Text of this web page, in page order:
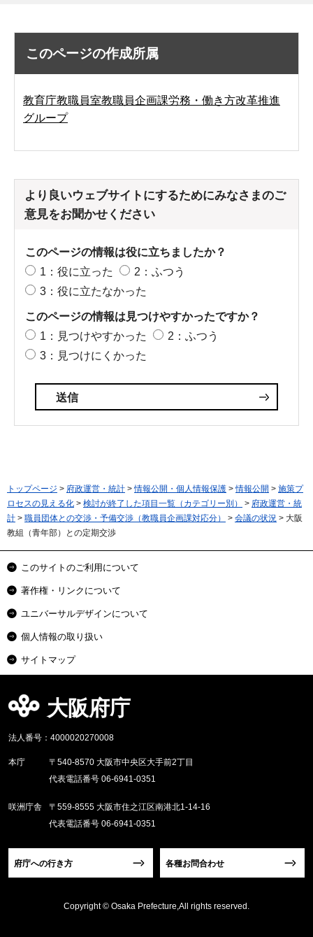
このページの作成所属
教育庁教職員室教職員企画課労務・働き方改革推進
グループ
より良いウェブサイトにするためにみなさまのご
意見をお聞かせください
このページの情報は役に立ちましたか？
1：役に立った
2：ふつう
3：役に立たなかった
このページの情報は見つけやすかったですか？
1：見つけやすかった
2：ふつう
3：見つけにくかった
トップページ > 府政運営・統計 >情報公開・個人情報保護 >情報公開 > 施策プ
ロセスの見える化 > 検討が終了した項目一覧（カテゴリー別） > 府政運営・統
計 > 職員団体との交渉・予備交渉（教職員企画課対応分） > 会議の状況 > 大阪
教組（青年部）との定期交渉
このサイトのご利用について
著作権・リンクについて
ユニバーサルデザインについて
個人情報の取り扱い
サイトマップ
大阪府庁
法人番号：4000020270008
本庁
〒540-8570 大阪市中央区大手前2丁目
代表電話番号 06-6941-0351
咲洲庁舎
〒559-8555 大阪市住之江区南港北1-14-16
代表電話番号 06-6941-0351
府庁への行き方 各種お問合わせ
Copyright © Osaka Prefecture,All rights reserved.